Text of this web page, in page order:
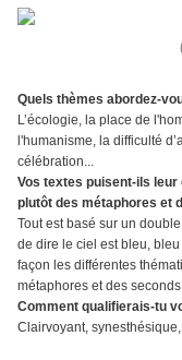
Quels thèmes abordez-
L’écologie, la place de
l'humanisme, la difficulté
célébration...
Vos textes puisent-ils
plutôt des métaphores et
Tout est basé sur un
de dire le ciel est bleu,
façon les différentes
métaphores et des
Comment qualifierais-tu
Clairvoyant,